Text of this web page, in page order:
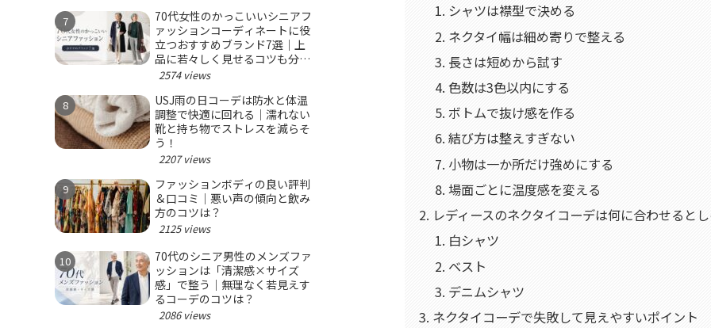
シャツは襟型で決める
ネクタイ幅は細め寄りで整える
長さは短めから試す
色数は3色以内にする
ボトムで抜け感を作る
結び方は整えすぎない
小物は一か所だけ強めにする
場面ごとに温度感を変える
レディースのネクタイコーデは何に合わせると
白シャツ
ベスト
デニムシャツ
ネクタイコーデで失敗して見えやすいポイント
70代女性のかっこいいシニアフ
ァッションコーディネートに役
立つおすすめブランド7選｜上
品に若々しく見せるコツも分か
る！
2574 views
USJ雨の日コーデは防水と体温
調整で快適に回れる｜濡れない
靴と持ち物でストレスを減らそ
う！
2207 views
ファッションボディの良い評判
＆口コミ｜悪い声の傾向と飲み
方のコツは？
2125 views
70代のシニア男性のメンズファ
ッションは「清潔感×サイズ
感」で整う｜無理なく若見えす
るコーデのコツは？
2086 views